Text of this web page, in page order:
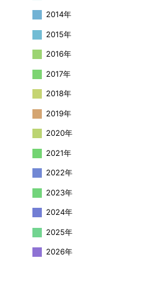
2014年
2015年
2016年
2017年
2018年
2019年
2020年
2021年
2022年
2023年
2024年
2025年
2026年